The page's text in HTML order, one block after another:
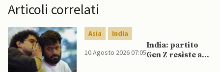
Articoli correlati
Asia India
10 Agosto 2026 07:05
India: partito
Gen Z resiste a